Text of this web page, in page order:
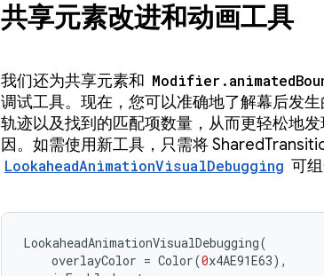
共享元素改进和动画工具
我们还为共享元素和
调试工具。现在，您可以准确地了解幕后发
轨迹以及找到的匹配项数量，从而更轻松地
因。如需使用新工具，只需将
LookaheadAnimationVisualDebugging 可
LookaheadAnimationVisualDebugging(
overlayColor = Color(0x4AE91E63),